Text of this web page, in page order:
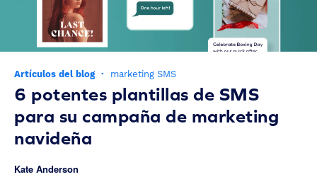
Artículos del blog · marketing SMS
6 potentes plantillas de SMS
para su campaña de marketing
navideña
Kate Anderson